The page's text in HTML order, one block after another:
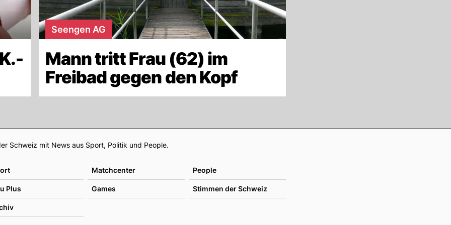
Seengen AG
Mann tritt Frau (62) im
Freibad gegen den Kopf
Footer
Schweiz mit News aus Sport, Politik und People.
Matchcenter People
Plus Games Stimmen der Schweiz